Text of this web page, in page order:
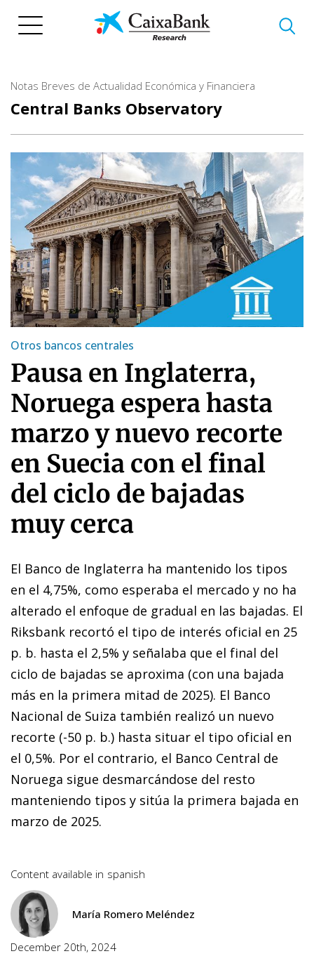
Notas Breves de Actualidad Económica y Financiera
Central Banks Observatory
Otros bancos centrales
Pausa en Inglaterra,
Noruega espera hasta
marzo y nuevo recorte
en Suecia con el final
del ciclo de bajadas
muy cerca
El Banco de Inglaterra ha mantenido los tipos
en el 4,75%, como esperaba el mercado y no ha
alterado el enfoque de gradual en las bajadas. El
Riksbank recortó el tipo de interés oficial en 25
p. b. hasta el 2,5% y señalaba que el final del
ciclo de bajadas se aproxima (con una bajada
más en la primera mitad de 2025). El Banco
Nacional de Suiza también realizó un nuevo
recorte (-50 p. b.) hasta situar el tipo oficial en
el 0,5%. Por el contrario, el Banco Central de
Noruega sigue desmarcándose del resto
manteniendo tipos y sitúa la primera bajada en
marzo de 2025.
Content available in spanish
María Romero Meléndez
December 20th, 2024